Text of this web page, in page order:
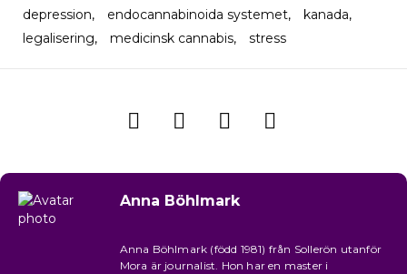
depression, endocannabinoida systemet, kanada,
legalisering, medicinsk cannabis, stress
Anna Böhlmark
Anna Böhlmark (född 1981) från Sollerön utanför
Mora är journalist. Hon har en master i